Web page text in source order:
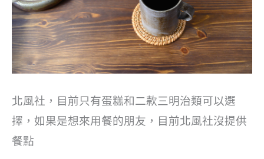
北風社，目前只有蛋糕和二款三明治類可以選
擇，如果是想來用餐的朋友，目前北風社沒提供
餐點